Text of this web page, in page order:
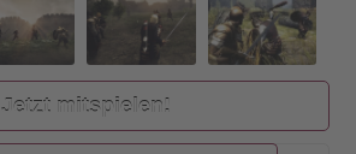
Jetzt mitspielen!